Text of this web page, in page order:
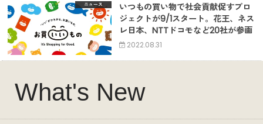
ニュース
いつもの買い物で社会貢献促すプロ
ジェクトが9/1スタート。花王、ネス
レ日本、NTTドコモなど20社が参画
2022.08.31
What's New